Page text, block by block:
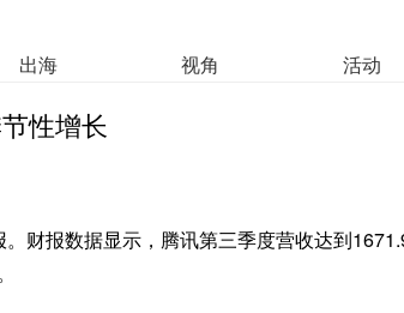
出海 视角 活动
性增长
财报数据显示，腾讯第三季度营收达到